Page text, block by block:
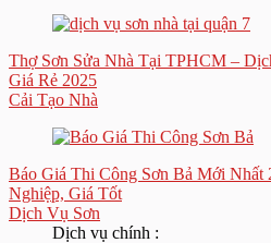
Thợ Sơn Sửa Nhà Tại TPHCM –
Giá Rẻ 2025
Cải Tạo Nhà
Báo Giá Thi Công Sơn Bả Mới Nhất
Nghiệp, Giá Tốt
Dịch Vụ Sơn
Dịch vụ chính :